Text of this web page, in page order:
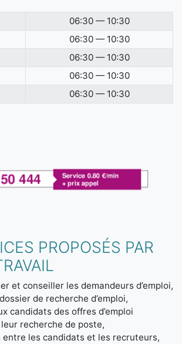
06:30 — 10:30
06:30 — 10:30
06:30 — 10:30
06:30 — 10:30
06:30 — 10:30
PROPOSÉS PAR
et conseiller les demandeurs d’emploi,
de recherche d’emploi,
candidats des offres d’emploi
recherche de poste,
entre les candidats et les recruteurs,